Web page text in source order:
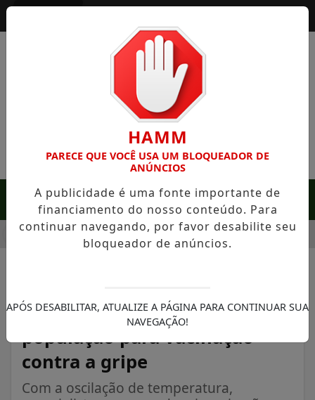
MENU
SERRA NEGRA: FAZENDA COM 488 HECTARES UNE ALTA
Saúde SP faz alerta e convoca
população para vacinação
contra a gripe
Com a oscilação de temperatura,
HAMM
PARECE QUE VOCÊ USA UM BLOQUEADOR DE
ANÚNCIOS
A publicidade é uma fonte importante de
financiamento do nosso conteúdo. Para
continuar navegando, por favor desabilite seu
bloqueador de anúncios.
APÓS DESABILITAR, ATUALIZE A PÁGINA PARA CONTINUAR SUA
NAVEGAÇÃO!